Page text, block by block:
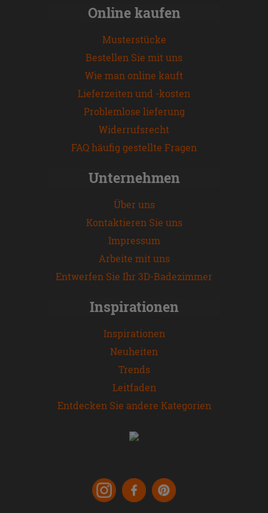
Online kaufen
Musterstücke
Bestellen Sie mit uns
Wie man online kauft
Lieferzeiten und -kosten
Problemlose lieferung
Widerrufsrecht
FAQ häufig gestellte Fragen
Unternehmen
Über uns
Kontaktieren Sie uns
Impressum
Arbeite mit uns
Entwerfen Sie Ihr 3D-Badezimmer
Inspirationen
Inspirationen
Neuheiten
Trends
Leitfaden
Entdecken Sie andere Kategorien